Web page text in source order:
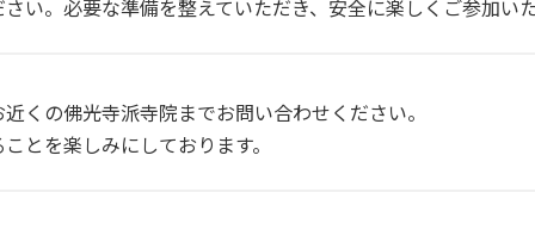
い。必要な準備を整えていただき、安全に楽しくご参加い
くの佛光寺派寺院までお問い合わせください。
とを楽しみにしております。